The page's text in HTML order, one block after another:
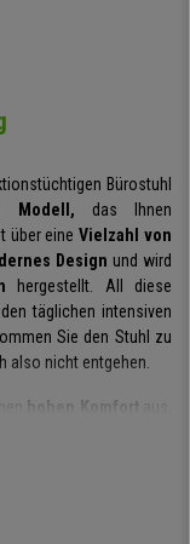
Bürostuhl
Modell, das Ihnen
über eineVielzahl von
Design und wird
hergestellt. All diese
täglichen intensiven
Sie den Stuhl zu
also nicht entgehen.
hohen Komfort